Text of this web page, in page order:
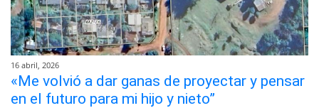
16 abril, 2026
«Me volvió a dar ganas de proyectar y pensar
en el futuro para mi hijo y nieto”